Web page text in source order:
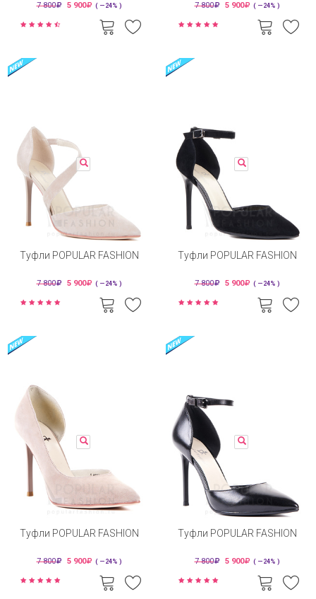
7 800 5 900 ( —24% ) 7 800 5 900 ( —24% )
Туфли POPULAR FASHION
7 800 5 900 ( —24% )
Туфли POPULAR FASHION
7 800 5 900 ( —24% )
Туфли POPULAR FASHION
7 800 5 900 ( —24% )
Туфли POPULAR FASHION
7 800 5 900 ( —24% )